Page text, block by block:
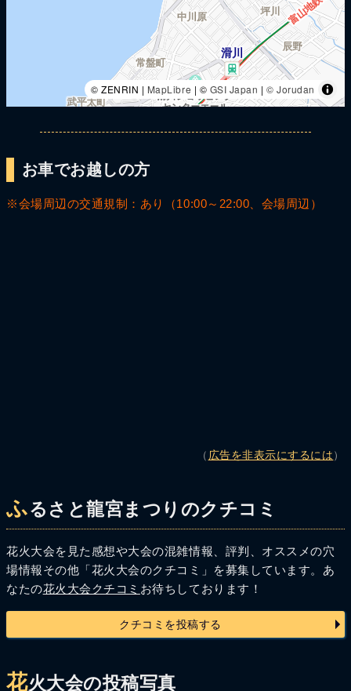
© ZENRIN | MapLibre | © GSI Japan |© Jorudan
お車でお越しの方
※会場周辺の交通規制：あり（10:00～22:00、会場周辺）
（ 広告を非表示にするには ）
ふるさと龍宮まつりのクチコミ
花火大会を見た感想や大会の混雑情報、評判、オススメの穴
場情報その他「花火大会のクチコミ」を募集しています。あ
なたの花火大会クチコミ お待ちしております！
クチコミを投稿する
花火大会の投稿写真